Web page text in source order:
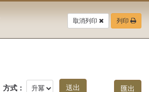
取消列印 列印
方式：